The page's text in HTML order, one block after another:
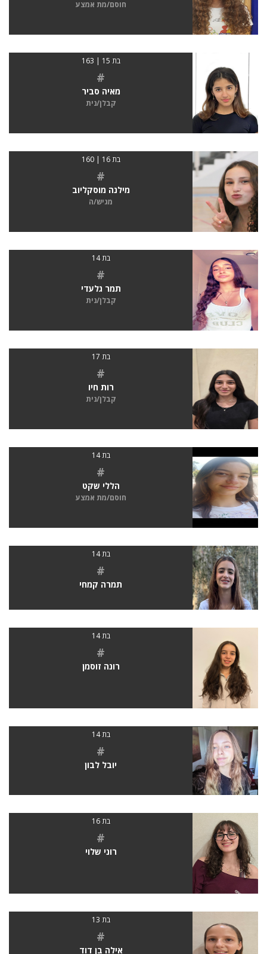
חוסם/מת אמצע
בת 15 | 163
#
מאיה סביר
קבלן/נית
בת 16 | 160
#
מילנה מוסקליוב
מגיש/ה
בת 14
#
תמר גלעדי
קבלן/נית
בת 17
#
רות חיו
קבלן/נית
בת 14
#
הללי שקט
חוסם/מת אמצע
בת 14
#
תמרה קמחי
בת 14
#
רונה זוסמן
בת 14
#
יובל לבון
בת 16
#
רוני שלוי
בת 13
#
אילה בן דוד